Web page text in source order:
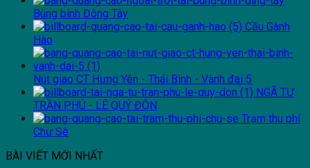
Bùng binh Đông Tây
Cầu Gành
Hào
Nút giao CT Hưng Yên - Thái Bình - Vành đai 5
NGÃ TƯ
TRẦN PHÚ - LÊ QUÝ ĐÔN
Trạm thu phí
Chư Sê
BÀI VIẾT MỚI NHẤT